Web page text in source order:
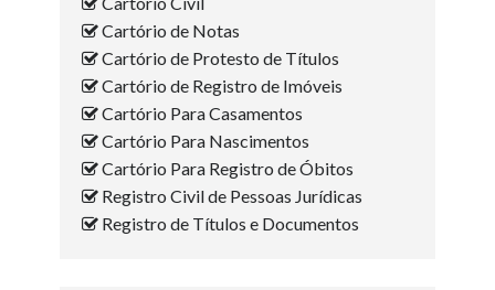
Cartório de Notas
Cartório de Protesto de Títulos
Cartório de Registro de Imóveis
Cartório Para Casamentos
Cartório Para Nascimentos
Cartório Para Registro de Óbitos
Registro Civil de Pessoas Jurídicas
Registro de Títulos e Documentos